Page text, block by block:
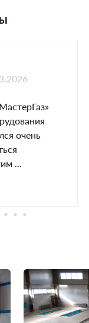
очень
...